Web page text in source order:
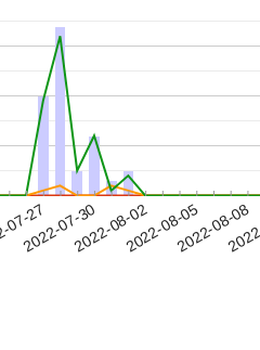
27
2022-07-302022-08-022022-08-052022-08-08